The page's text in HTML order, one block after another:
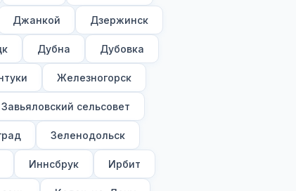
Джанкой Дзержинск
Дубна Дубовка
Железногорск
Завьяловский сельсовет
Зеленодольск
Иннсбрук Ирбит